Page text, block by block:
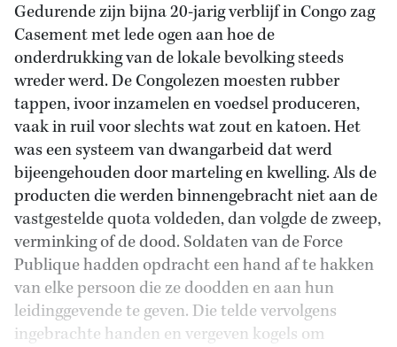
Gedurende zijn bijna 20-jarig verblijf in Congo zag
Casement met lede ogen aan hoe de
onderdrukking van de lokale bevolking steeds
wreder werd. De Congolezen moesten rubber
tappen, ivoor inzamelen en voedsel produceren,
vaak in ruil voor slechts wat zout en katoen. Het
was een systeem van dwangarbeid dat werd
bijeengehouden door marteling en kwelling. Als de
producten die werden binnengebracht niet aan de
vastgestelde quota voldeden, dan volgde de zweep,
verminking of de dood. Soldaten van de Force
Publique hadden opdracht een hand af te hakken
van elke persoon die ze doodden en aan hun
leidinggevende te geven. Die telde vervolgens
ingebrachte handen en vergeven kogels om